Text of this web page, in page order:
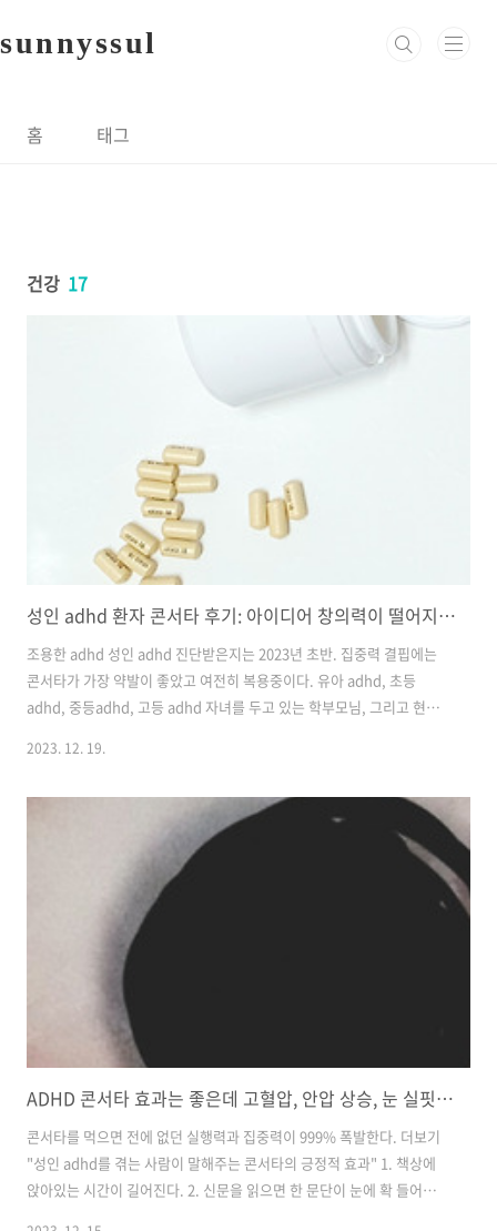
sunnyssul
홈 태그
건강 17
성인 adhd 환자 콘서타 후기: 아이디어 창의력이 떨어지는 부작용에 관하여 (결과는 no)
조용한 adhd 성인 adhd 진단받은지는 2023년 초반. 집중력 결핍에는
콘서타가 가장 약발이 좋았고 여전히 복용중이다. 유아 adhd, 초등
adhd, 중등adhd, 고등 adhd 자녀를 두고 있는 학부모님, 그리고 현재
니 창의력이 저하됐다는 실제 adhd 환자들의 고충 때문인 것 같은데, 그
획 업무에 종사하고 있다. 콘서타로 인한 창의력 아이디어 고갈? 맞다 아
니다를 정의할 순 없지만 적어도 내 기준에선 아니다. 그러나 어째서 창
의력이 저하된다는 후기가 있는지는 알 것 같다. 우선 1. 콘서타를 먹으
면 내가 할 일, Output에 집중하게 된다. 바꿔 말하면..
2023. 12. 19.
ADHD 콘서타 효과는 좋은데 고혈압, 안압 상승, 눈 실핏줄 터지는 부작용 문제
콘서타를 먹으면 전에 없던 실행력과 집중력이 999% 폭발한다. 더보기
"성인 adhd를 겪는 사람이 말해주는 콘서타의 긍정적 효과" 1. 책상에
앉아있는 시간이 길어진다. 2. 신문을 읽으면 한 문단이 눈에 확 들어온